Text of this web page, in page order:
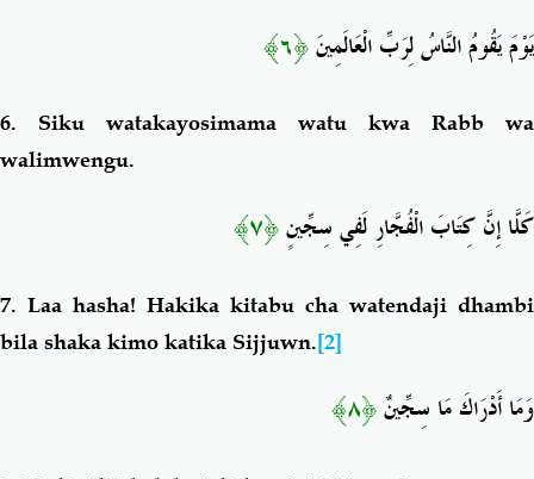
يَوْمَ يَقُومُ النَّاسُ لِرَبِّ الْعَالَمِينَ﴿٦﴾
6. Siku watakayosimama watu kwa Rabb wa
walimwengu.
كَلَّا إِنَّ كِتَابَ الْفُجَّارِ لَفِي سِجِّينٍ﴿٧﴾
7. Laa hasha! Hakika kitabu cha watendaji dhambi
bila shaka kimo katika Sijjuwn.[2]
وَمَا أَدْرَاكَ مَا سِجِّينٌ﴿٨﴾